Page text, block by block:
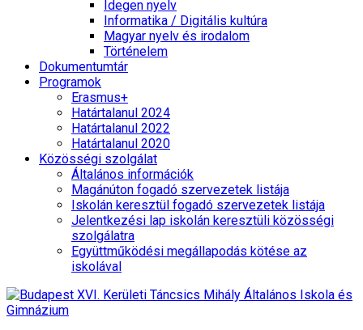
Idegen nyelv
Informatika / Digitális kultúra
Magyar nyelv és irodalom
Történelem
Dokumentumtár
Programok
Erasmus+
Határtalanul 2024
Határtalanul 2022
Határtalanul 2020
Közösségi szolgálat
Általános információk
Magánúton fogadó szervezetek listája
Iskolán keresztül fogadó szervezetek listája
Jelentkezési lap iskolán keresztüli közösségi
szolgálatra
Együttműködési megállapodás kötése az
iskolával